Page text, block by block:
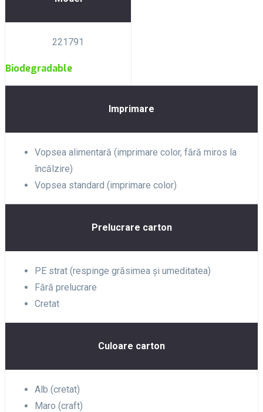
221791
Biodegradable
Imprimare
Vopsea alimentară (imprimare color, fără miros la
încălzire)
Vopsea standard (imprimare color)
Prelucrare carton
PE strat (respinge grăsimea și umeditatea)
Fără prelucrare
Cretat
Culoare carton
Alb (cretat)
Maro (craft)